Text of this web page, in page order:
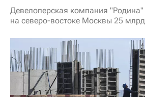
Девелоперская компания "Родина"
на северо-востоке Москвы 25